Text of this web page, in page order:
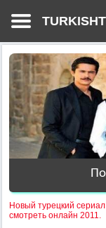
Новый турецкий
смотреть онлайн 2011.